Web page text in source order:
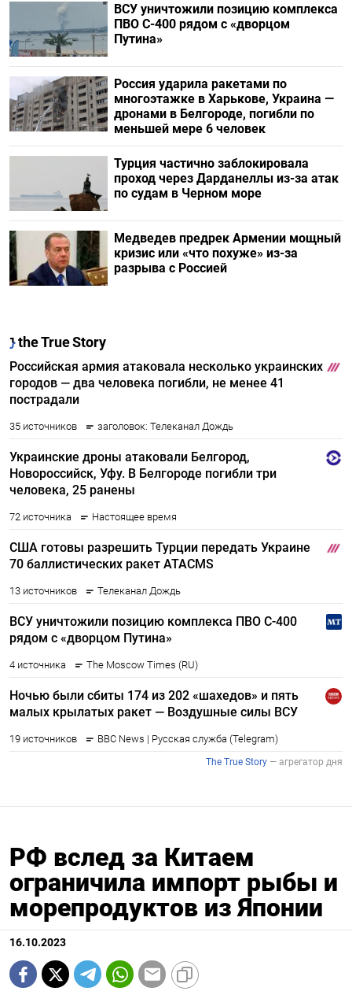
ВСУ уничтожили позицию комплекса
ПВО С-400 рядом с «дворцом
Путина»
Россия ударила ракетами по
многоэтажке в Харькове, Украина —
дронами в Белгороде, погибли по
меньшей мере 6 человек
Турция частично заблокировала
проход через Дарданеллы из-за атак
по судам в Черном море
Медведев предрек Армении мощный
кризис или «что похуже» из-за
разрыва с Россией
РФ вслед за Китаем
ограничила импорт рыбы и
морепродуктов из Японии
16.10.2023